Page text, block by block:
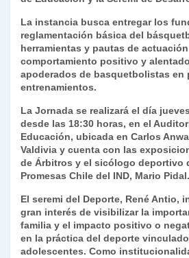
y
La instancia busca entregar los
reglamentación básica del
herramientas y pautas de
comportamiento positivo y
apoderados de basquetbolistas en
entrenamientos.
La Jornada se realizará el día
desde las 18:30 horas, en el
Educación, ubicada en Carlos
Valdivia y cuenta con las
de Árbitros y el sicólogo deportivo
Promesas Chile del IND, Mario Pidal.
El seremi del Deporte, René Antio,
gran interés de visibilizar la
familia y el impacto positivo o
en la práctica del deporte
adolescentes. Como